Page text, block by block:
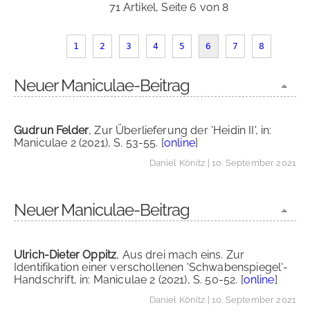
71 Artikel, Seite 6 von 8
1 2 3 4 5 6 7 8
Neuer Maniculae-Beitrag
Gudrun Felder, Zur Überlieferung der 'Heidin II', in:
Maniculae 2 (2021), S. 53-55. [online]
Daniel Könitz | 10. September 2021
Neuer Maniculae-Beitrag
Ulrich-Dieter Oppitz, Aus drei mach eins. Zur
Identifikation einer verschollenen 'Schwabenspiegel'-
Handschrift, in: Maniculae 2 (2021), S. 50-52. [online]
Daniel Könitz | 10. September 2021